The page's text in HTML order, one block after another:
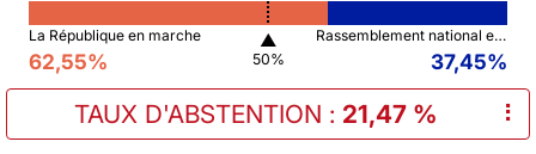
La République en marche
62,55%
▲
50%
Rassemblement national et ses alliés
37,45%
TAUX D'ABSTENTION : 21,47 % ⠇